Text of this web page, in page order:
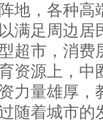
地，各种高
满足周边居
超市，消费
资源上，中
力量雄厚，
随着城市的